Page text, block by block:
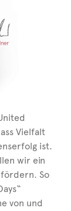
Vielfalt
ist.
wir ein
So
von und